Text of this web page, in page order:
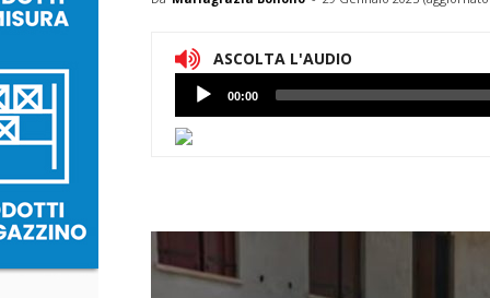
ASCOLTA L'AUDIO
Lettore
Audio
00:00